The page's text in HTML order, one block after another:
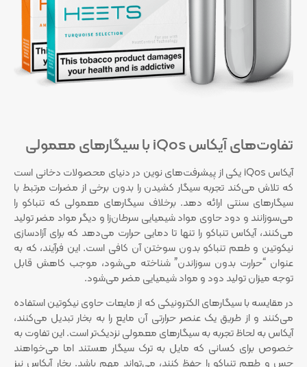
تفاوت‌های آیکاس iQos با سیگارهای معمولی
آیکاس iQos یکی از پیشرفت‌های نوین در دنیای محصولات دخانی است
که تلاش می‌کند تجربه سیگار کشیدن را بدون برخی از مضرات مرتبط با
سیگارهای سنتی ارائه دهد. برخلاف سیگارهای معمولی که تنباکو را
می‌سوزانند و دود حاوی مواد شیمیایی سرطان‌زا و دیگر مواد مضر تولید
می‌کنند، آیکاس تنباکو را تنها تا دمایی حرارت می‌دهد که برای آزادسازی
نیکوتین و طعم تنباکو بدون سوختن آن کافی است. این فرآیند، که به
عنوان “حرارت بدون سوزاندن” شناخته می‌شود، موجب کاهش قابل
توجه میزان تولید دود و مواد شیمیایی مضر می‌شود.
در مقایسه با سیگارهای الکترونیکی که از مایعات حاوی نیکوتین استفاده
می‌کنند و از طریق یک عنصر حرارتی آن مایع را به بخار تبدیل می‌کنند،
آیکاس به لحاظ تجربه به سیگارهای معمولی نزدیک‌تر است. این تفاوت به
خصوص برای کسانی که مایل به ترک سیگار هستند اما می‌خواهند